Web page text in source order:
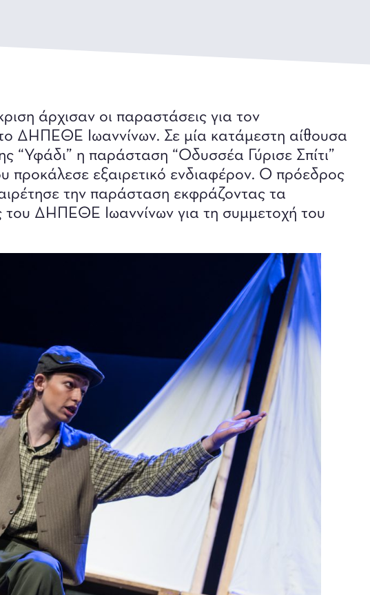
άρχισαν οι παραστάσεις για τον
ΔΗΠΕΘΕ Ιωαννίνων. Σε μία κατάμεστη αίθουσα
“Υφάδι” η παράσταση “Οδυσσέα Γύρισε Σπίτι”
προκάλεσε εξαιρετικό ενδιαφέρον. Ο πρόεδρος
την παράσταση εκφράζοντας τα
του ΔΗΠΕΘΕ Ιωαννίνων για τη συμμετοχή του